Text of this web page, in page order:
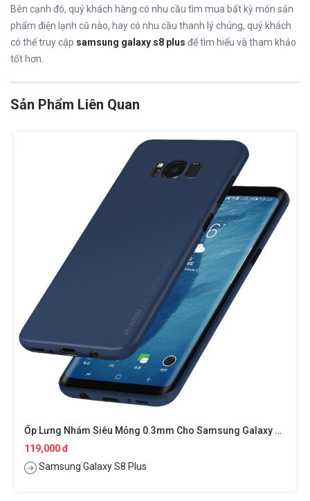
Bên cạnh đó, quý khách hàng có nhu cầu tìm mua bất kỳ món sản
phẩm điện lạnh cũ nào, hay có nhu cầu thanh lý chúng, quý khách
có thể truy cập samsung galaxy s8 plus để tìm hiểu và tham khảo
tốt hơn.
Sản Phẩm Liên Quan
Ốp Lưng Nhám Siêu Mỏng 0.3mm Cho Samsung Galaxy S8 Plus Hiệu Memumi
119,000 đ
Samsung Galaxy S8 Plus